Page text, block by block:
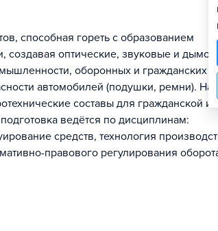
способная гореть с образованием
создавая оптические, звуковые и
оборонных и гражданских
автомобилей (подушки, ремни). На
составы для гражданской и
ведётся по дисциплинам:
средств, технология
правового регулирования